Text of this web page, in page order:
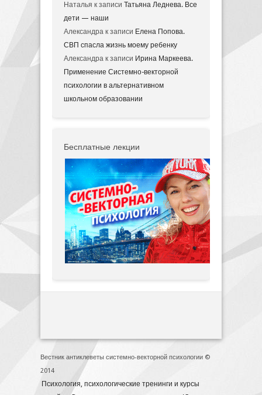
Наталья к записи Татьяна Леднева. Все
дети — наши
Александра к записи Елена Попова.
СВП спасла жизнь моему ребенку
Александра к записи Ирина Маркеева.
Применение Системно-векторной
психологии в альтернативном
школьном образовании
Бесплатные лекции
Вестник антиклеветы системно-векторной психологии ©
2014
Психология, психологические тренинги и курсы